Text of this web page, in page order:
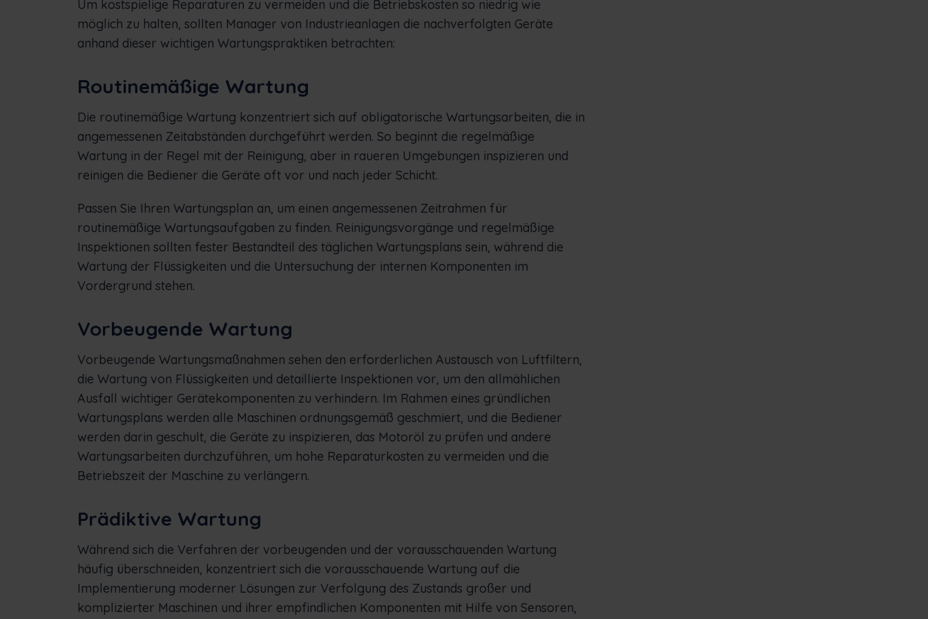
Um kostspielige Reparaturen zu vermeiden und die Betriebskosten so niedrig wie
möglich zu halten, sollten Manager von Industrieanlagen die nachverfolgten Geräte
anhand dieser wichtigen Wartungspraktiken betrachten:
Routinemäßige Wartung
Die routinemäßige Wartung konzentriert sich auf obligatorische Wartungsarbeiten, die in
angemessenen Zeitabständen durchgeführt werden. So beginnt die regelmäßige
Wartung in der Regel mit der Reinigung, aber in raueren Umgebungen inspizieren und
reinigen die Bediener die Geräte oft vor und nach jeder Schicht.
Passen Sie Ihren Wartungsplan an, um einen angemessenen Zeitrahmen für
routinemäßige Wartungsaufgaben zu finden. Reinigungsvorgänge und regelmäßige
Inspektionen sollten fester Bestandteil des täglichen Wartungsplans sein, während die
Wartung der Flüssigkeiten und die Untersuchung der internen Komponenten im
Vordergrund stehen.
Vorbeugende Wartung
Vorbeugende Wartungsmaßnahmen sehen den erforderlichen Austausch von Luftfiltern,
die Wartung von Flüssigkeiten und detaillierte Inspektionen vor, um den allmählichen
Ausfall wichtiger Gerätekomponenten zu verhindern. Im Rahmen eines gründlichen
Wartungsplans werden alle Maschinen ordnungsgemäß geschmiert, und die Bediener
werden darin geschult, die Geräte zu inspizieren, das Motoröl zu prüfen und andere
Wartungsarbeiten durchzuführen, um hohe Reparaturkosten zu vermeiden und die
Betriebszeit der Maschine zu verlängern.
Prädiktive Wartung
Während sich die Verfahren der vorbeugenden und der vorausschauenden Wartung
häufig überschneiden, konzentriert sich die vorausschauende Wartung auf die
Implementierung moderner Lösungen zur Verfolgung des Zustands großer und
komplizierter Maschinen und ihrer empfindlichen Komponenten mit Hilfe von Sensoren,